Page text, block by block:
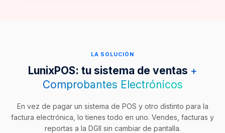
LA SOLUCIÓN
LunixPOS: tu sistema de ventas +
Comprobantes Electrónicos
En vez de pagar un sistema de POS y otro distinto para la
factura electrónica, lo tienes todo en uno. Vendes, facturas y
reportas a la DGII sin cambiar de pantalla.